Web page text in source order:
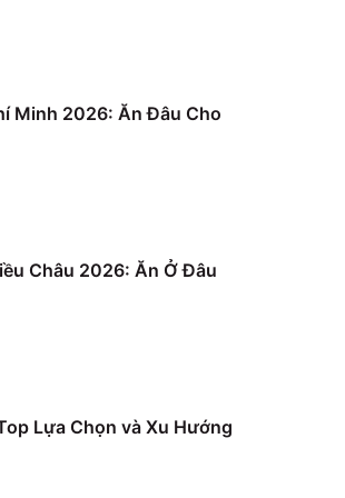
Minh 2026: Ăn Đâu Cho
Châu 2026: Ăn Ở Đâu
Lựa Chọn và Xu Hướng